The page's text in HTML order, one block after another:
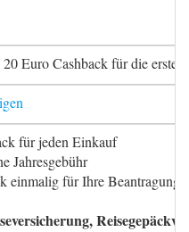
Euro Cashback für die erste
für jeden Einkauf
Jahresgebühr
einmalig für Ihre Beantragung